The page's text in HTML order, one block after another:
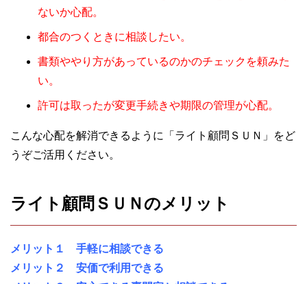
ないか心配。
都合のつくときに相談したい。
書類ややり方があっているのかのチェックを頼みた
い。
許可は取ったが変更手続きや期限の管理が心配。
こんな心配を解消できるように「ライト顧問ＳＵＮ」をど
うぞご活用ください。
ライト顧問ＳＵＮのメリット
メリット１ 手軽に相談できる
メリット２ 安価で利用できる